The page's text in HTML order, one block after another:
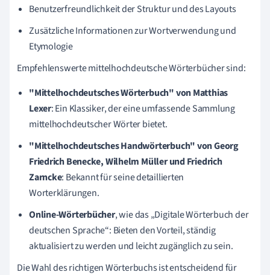
Benutzerfreundlichkeit der Struktur und des Layouts
Zusätzliche Informationen zur Wortverwendung und
Etymologie
Empfehlenswerte mittelhochdeutsche Wörterbücher sind:
"Mittelhochdeutsches Wörterbuch" von Matthias
Lexer: Ein Klassiker, der eine umfassende Sammlung
mittelhochdeutscher Wörter bietet.
"Mittelhochdeutsches Handwörterbuch" von Georg
Friedrich Benecke, Wilhelm Müller und Friedrich
Zarncke: Bekannt für seine detaillierten
Worterklärungen.
Online-Wörterbücher, wie das „Digitale Wörterbuch der
deutschen Sprache“: Bieten den Vorteil, ständig
aktualisiert zu werden und leicht zugänglich zu sein.
Die Wahl des richtigen Wörterbuchs ist entscheidend für